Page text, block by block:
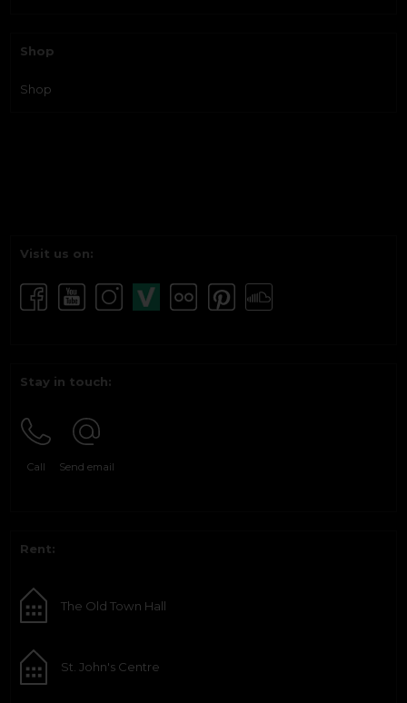
Shop
Shop
Visit us on:
Stay in touch:
Call Send email
Rent:
The Old Town Hall
St. John's Centre